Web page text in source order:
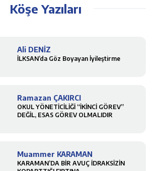
Köşe Yazıları
Ali DENİZ
İLKSAN’da Göz Boyayan İyileştirme
Ramazan ÇAKIRCI
OKUL YÖNETİCİLİĞİ “İKİNCİ GÖREV”
DEĞİL, ESAS GÖREV OLMALIDIR
Muammer KARAMAN
KARAMAN’DA BİR AVUÇ İDRAKSİZİN